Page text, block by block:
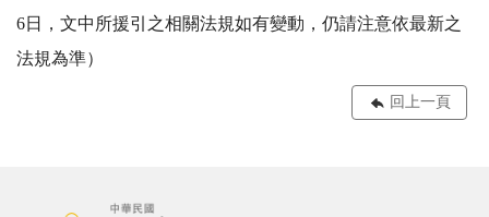
6日，文中所援引之相關法規如有變動，仍請注意依最新之
法規為準）
回上一頁